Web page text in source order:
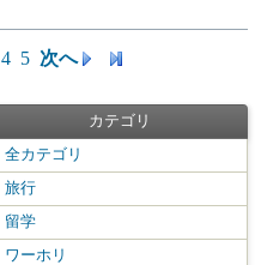
4 5 次へ
カテゴリ
全カテゴリ
旅行
留学
ワーホリ